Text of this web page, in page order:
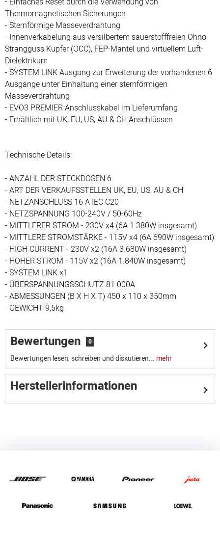
Thermomagnetischen Sicherungen
- Sternförmige Masseverdrahtung
- Innenverkabelung aus versilbertem sauerstofffreien Ohno
Strangguss Kupfer (OCC), FEP-Mantel und virtuellem Luft-
Dielektrikum
- SYSTEM LINK Ausgang zur Erweiterung der vorhandenen 6
Ausgänge unter Einhaltung einer sternförmigen
Masseverdrahtung
- EVO3 PREMIER Anschlusskabel im Lieferumfang
- Erhältlich mit UK, EU, US, AU & CH Anschlüssen
Technische Details:
- ANZAHL DER STECKDOSEN 6
- ART DER VERKAUFSSTELLEN UK, EU, US, AU & CH
- NETZANSCHLUSS 16 A IEC C20
- NETZSPANNUNG 100-240V / 50-60Hz
- MITTLERER STROM - 230V x4 (6A 1.380W insgesamt)
- MITTLERE STROMSTÄRKE - 115V x4 (6A 690W insgesamt)
- HIGH CURRENT - 230V x2 (16A 3.680W insgesamt)
- HOHER STROM - 115V x2 (16A 1.840W insgesamt)
- SYSTEM LINK x1
- ÜBERSPANNUNGSSCHUTZ 81.000A
- ABMESSUNGEN (B X H X T) 450 x 110 x 350mm
- GEWICHT 9,5kg
Bewertungen 0
Bewertungen lesen, schreiben und diskutieren... mehr
Herstellerinformationen